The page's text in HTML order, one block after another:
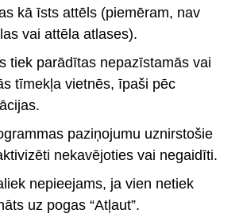
kā īsts attēls (piemēram, nav
vai attēla atlases).
tiek parādītas nepazīstamās vai
tīmekļa vietnēs, īpaši pēc
paziņojumu uznirstošie
nekavējoties vai negaidīti.
nepieejams, ja vien netiek
uz pogas “Atļaut”.